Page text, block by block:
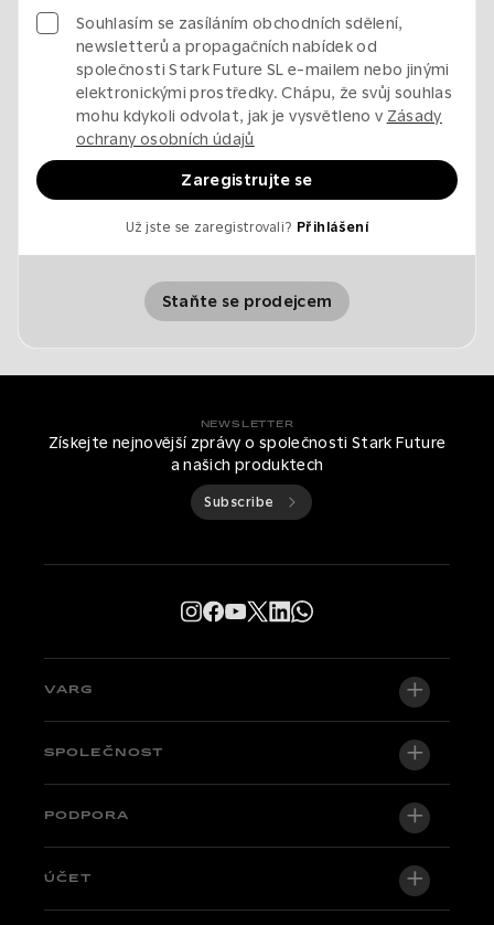
Souhlasím se zasíláním obchodních sdělení,
newsletterů a propagačních nabídek od
společnosti Stark Future SL e-mailem nebo jinými
elektronickými prostředky. Chápu, že svůj souhlas
mohu kdykoli odvolat, jak je vysvětleno v Zásady
ochrany osobních údajů
Zaregistrujte se
Už jste se zaregistrovali? Přihlášení
Staňte se prodejcem
NEWSLETTER
Získejte nejnovější zprávy o společnosti Stark Future
a našich produktech
Subscribe
VARG
VARG EX
Factory Edition
Kola skladem
SPOLEČNOST
O nás
PODPORA
Centrální podpora
ÚČET